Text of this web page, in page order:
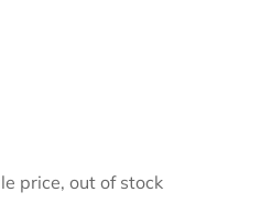
price, out of stock